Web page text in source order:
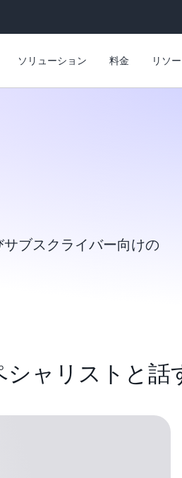
ソリューション 料金 リソ
ブスクライバー向けの
シャリストと話